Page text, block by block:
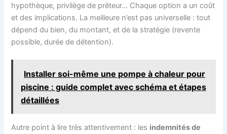
hypothèque, privilège de prêteur… Chaque option a un coût
et des implications. La meilleure n’est pas universelle : tout
dépend du bien, du montant, et de la stratégie (revente
possible, durée de détention).
Installer soi-même une pompe à chaleur pour
piscine : guide complet avec schéma et étapes
détaillées
Autre point à lire très attentivement : les indemnités de